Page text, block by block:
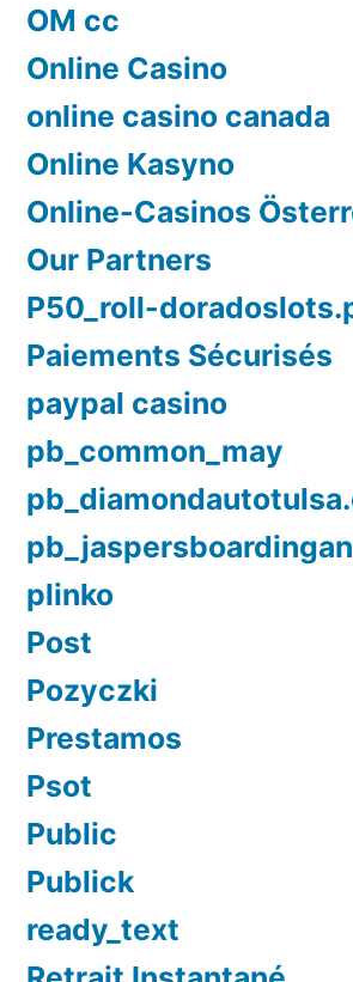
OM cc
Online Casino
online casino canada
Online Kasyno
Online-Casinos
Our Partners
P50_roll-
Paiements Sécurisés
paypal casino
pb_common_may
plinko
Post
Pozyczki
Prestamos
Psot
Public
Publick
ready_text